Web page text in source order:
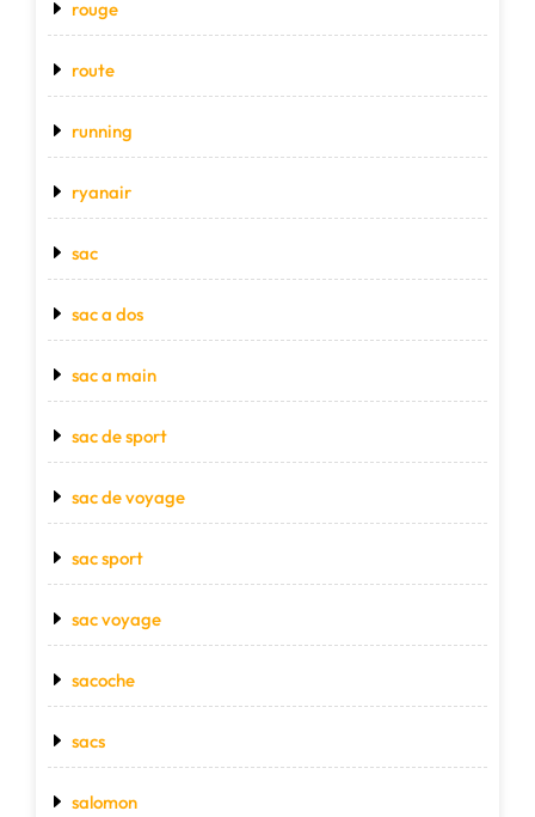
rouge
route
running
ryanair
sac
sac a dos
sac a main
sac de sport
sac de voyage
sac sport
sac voyage
sacoche
sacs
salomon